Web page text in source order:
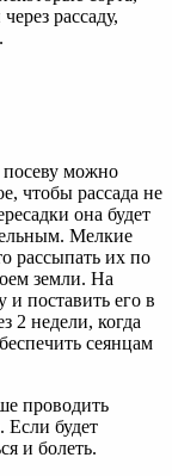
рассаду,
можно
чтобы рассада не
она будет
Мелкие
рассыпать их по
земли. На
и поставить его в
2 недели, когда
сеянцам
проводить
Если будет
и болеть.